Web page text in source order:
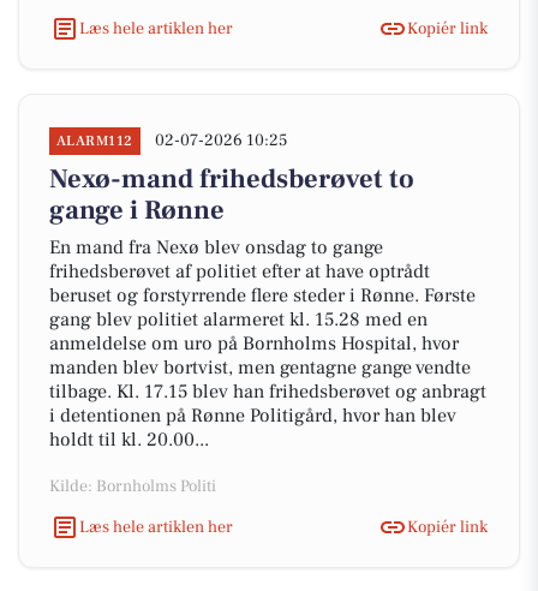
Læs hele artiklen her
Kopiér link
ALARM112 02-07-2026 10:25
Nexø-mand frihedsberøvet to
gange i Rønne
En mand fra Nexø blev onsdag to gange
frihedsberøvet af politiet efter at have optrådt
beruset og forstyrrende flere steder i Rønne. Første
gang blev politiet alarmeret kl. 15.28 med en
anmeldelse om uro på Bornholms Hospital, hvor
manden blev bortvist, men gentagne gange vendte
tilbage. Kl. 17.15 blev han frihedsberøvet og anbragt
i detentionen på Rønne Politigård, hvor han blev
holdt til kl. 20.00...
Kilde: Bornholms Politi
Læs hele artiklen her
Kopiér link